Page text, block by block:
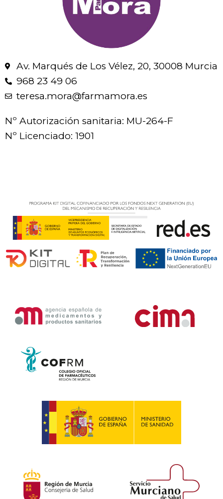
Av. Marqués de Los Vélez, 20, 30008 Murcia
968 23 49 06
teresa.mora@farmamora.es
Nº Autorización sanitaria: MU-264-F
Nº Licenciado: 1901